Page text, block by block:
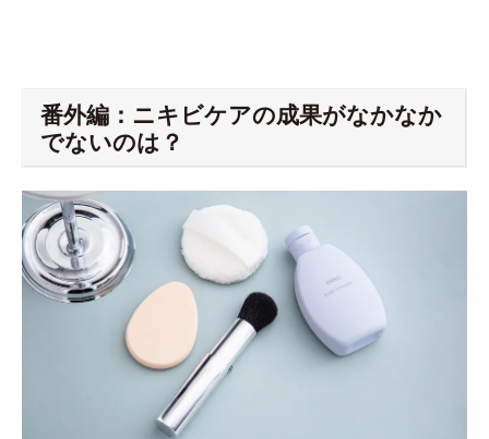
番外編：ニキビケアの成果がなかなか
でないのは？